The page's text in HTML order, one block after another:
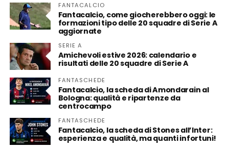
FANTACALCIO
Fantacalcio, come giocherebbero oggi: le
formazioni tipo delle 20 squadre di Serie A
aggiornate
SERIE A
Amichevoli estive 2026: calendario e
risultati delle 20 squadre di Serie A
FANTASCHEDE
Fantacalcio, la scheda di Amondarain al
Bologna: qualità e ripartenze da
centrocampo
FANTASCHEDE
Fantacalcio, la scheda di Stones all’Inter:
esperienza e qualità, ma quanti infortuni!